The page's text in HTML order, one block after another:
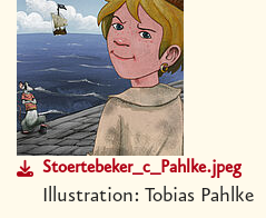
Stoertebeker_c_Pahlke.jpeg
Illustration: Tobias Pahlke